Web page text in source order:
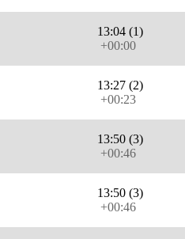
13:04 (1)
+00:00
13:27 (2)
+00:23
13:50 (3)
+00:46
13:50 (3)
+00:46